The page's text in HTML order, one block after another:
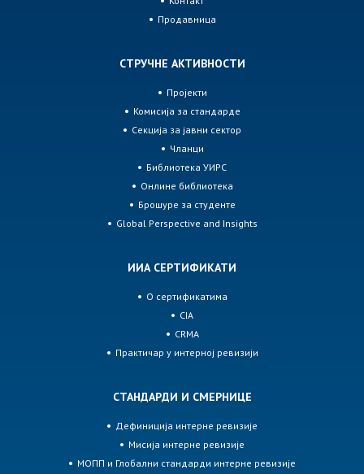
Продавница
СТРУЧНЕ АКТИВНОСТИ
Пројекти
Комисија за стандарде
Секција за јавни сектор
Чланци
Библиотека УИРС
Онлине библиотека
Брошуре за студенте
Global Perspective and Insights
ИИА СЕРТИФИКАТИ
О сертификатима
CIA
CRMA
Практичар у интерној ревизији
СТАНДАРДИ И СМЕРНИЦЕ
Дефиниција интерне ревизије
Мисија интерне ревизије
МОПП и Глобални стандарди интерне ревизије